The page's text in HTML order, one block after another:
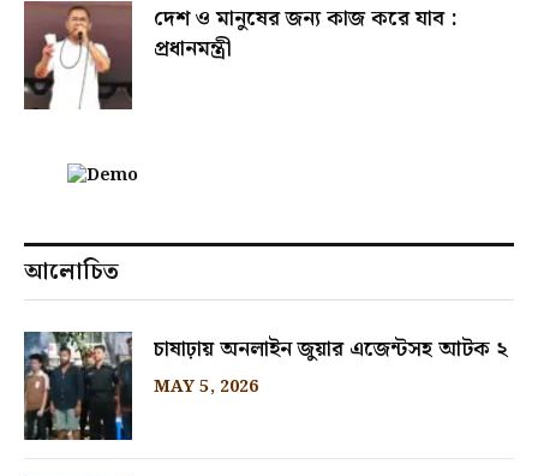
দেশ ও মানুষের জন্য কাজ করে যাব :
প্রধানমন্ত্রী
আলোচিত
চাষাঢ়ায় অনলাইন জুয়ার এজেন্টসহ আটক ২
MAY 5, 2026